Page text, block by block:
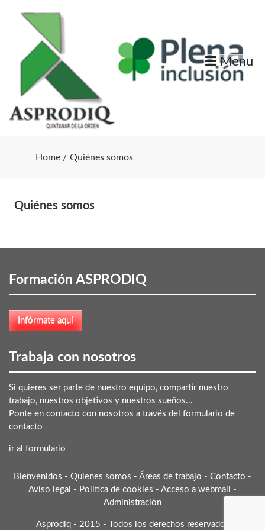
Menu
Home Quiénes somos
Quiénes somos
Formación ASPRODIQ
Trabaja con nosotros
Si quieres ser parte de nuestro equipo, compartir nuestro
trabajo, nuestros objetivos y nuestros sueños...
Ponte en contacto con nosotros a través del formulario de
contacto
ir al formulario
Bienvenidos - Quienes somos - Áreas de trabajo - Contacto -
Aviso legal - Política de cookies - Acceso a webmail
-
Administración
Asprodiq - 2015 - Todos los derechos reservados